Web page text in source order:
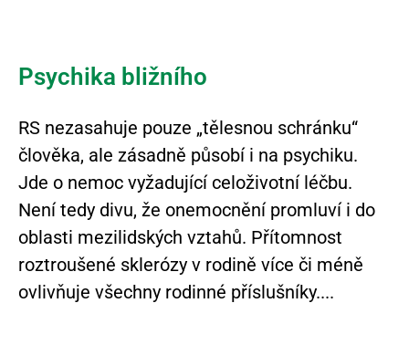
Psychika bližního
RS nezasahuje pouze „tělesnou schránku“
člověka, ale zásadně působí i na psychiku.
Jde o nemoc vyžadující celoživotní léčbu.
Není tedy divu, že onemocnění promluví i do
oblasti mezilidských vztahů. Přítomnost
roztroušené sklerózy v rodině více či méně
ovlivňuje všechny rodinné příslušníky.